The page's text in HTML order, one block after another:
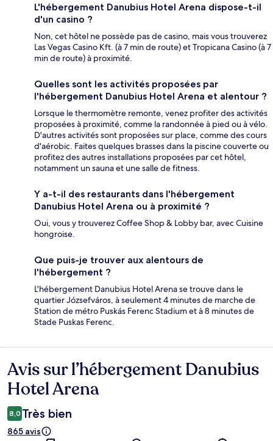
L'hébergement Danubius Hotel Arena dispose-t-il
d'un casino ?
Non, cet hôtel ne possède pas de casino, mais vous trouverez
Las Vegas Casino Kft. (à 7 min de route) et Tropicana Casino (à 7
min de route) à proximité.
Quelles sont les activités proposées par
l'hébergement Danubius Hotel Arena et alentour ?
Lorsque le thermomètre remonte, venez profiter des activités
proposées à proximité, comme la randonnée à pied ou à vélo.
D'autres activités sont proposées sur place, comme des cours
d'aérobic. Faites quelques brasses dans la piscine couverte ou
profitez des autres installations proposées par cet hôtel,
notamment un sauna et une salle de fitness.
Y a-t-il des restaurants dans l'hébergement
Danubius Hotel Arena ou à proximité ?
Oui, vous y trouverez Coffee Shop & Lobby bar, avec Cuisine
hongroise.
Que puis-je trouver aux alentours de
l'hébergement ?
L'hébergement Danubius Hotel Arena se trouve dans le
quartier Józsefváros, à seulement 4 minutes de marche de
Station de métro Puskás Ferenc Stadium et à 8 minutes de
Stade Puskas Ferenc.
Avis
Avis sur l’hébergement Danubius
Hotel Arena
8,0 Très bien
865 avis